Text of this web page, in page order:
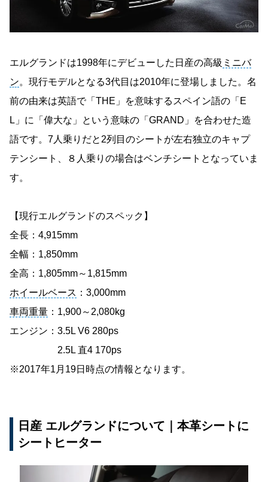
エルグランドは1998年にデビューした日産の高級 ミニバ
ン。現行モデルとなる3代目は2010年に登場しました。名
前の由来は英語で「THE」を意味するスペイン語の「E
L」に「偉大な」という意味の「GRAND」を合わせた造
語です。7人乗りだと2列目のシートが左右独立のキャプ
テンシート、８人乗りの場合はベンチシートとなっていま
す。
【現行エルグランドのスペック】
全長：4,915mm
全幅：1,850mm
全高：1,805mm～1,815mm
ホイールベース ：3,000mm
車両重量 ：1,900～2,080kg
エンジン：3.5L V6 280ps
2.5L 直4 170ps
※2017年1月19日時点の情報となります。
日産 エルグランドについて｜本革シートに
シートヒーター